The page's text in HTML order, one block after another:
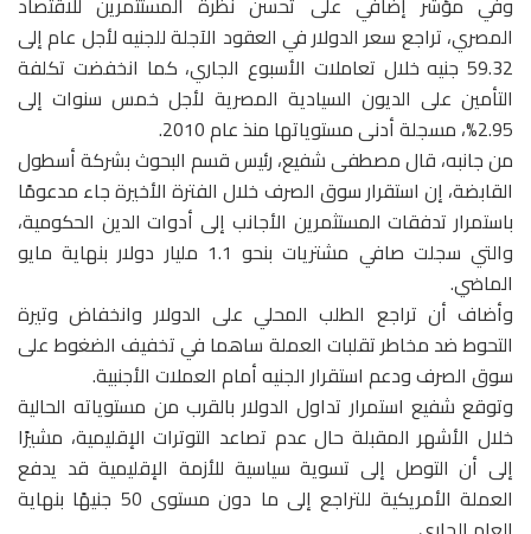
المصري، تراجع سعر الدولار في العقود الآجلة للجنيه لأجل عام إلى
59.32 جنيه خلال تعاملات الأسبوع الجاري، كما انخفضت تكلفة
التأمين على الديون السيادية المصرية لأجل خمس سنوات إلى
2.95%، مسجلة أدنى مستوياتها منذ عام 2010.
من جانبه، قال مصطفى شفيع، رئيس قسم البحوث بشركة أسطول
القابضة، إن استقرار سوق الصرف خلال الفترة الأخيرة جاء مدعومًا
باستمرار تدفقات المستثمرين الأجانب إلى أدوات الدين الحكومية،
والتي سجلت صافي مشتريات بنحو 1.1 مليار دولار بنهاية مايو
الماضي.
وأضاف أن تراجع الطلب المحلي على الدولار وانخفاض وتيرة
التحوط ضد مخاطر تقلبات العملة ساهما في تخفيف الضغوط على
سوق الصرف ودعم استقرار الجنيه أمام العملات الأجنبية.
وتوقع شفيع استمرار تداول الدولار بالقرب من مستوياته الحالية
خلال الأشهر المقبلة حال عدم تصاعد التوترات الإقليمية، مشيرًا
إلى أن التوصل إلى تسوية سياسية للأزمة الإقليمية قد يدفع
العملة الأمريكية للتراجع إلى ما دون مستوى 50 جنيهًا بنهاية